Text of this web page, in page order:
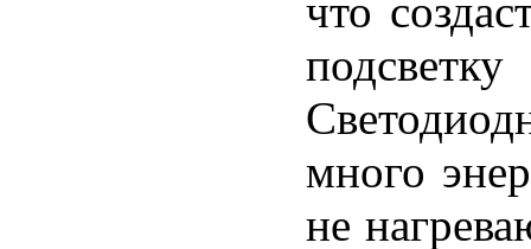
что
много
не